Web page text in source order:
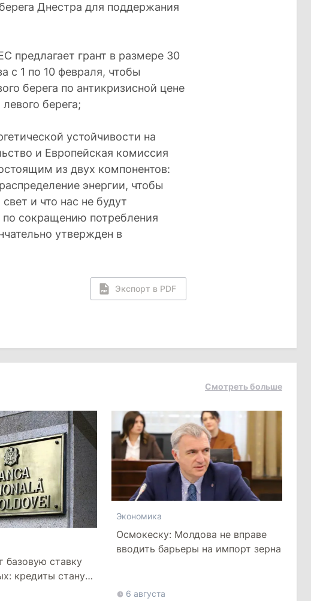
Днестра для поддержания
предлагает грант в размере 30
с 1 по 10 февраля, чтобы
берега по антикризисной цене
берега;
устойчивости на
и Европейская комиссия
из двух компонентов:
энергии, чтобы
и что нас не будут
сокращению потребления
утвержден в
Экспорт в PDF
Смотреть больше
ставку
кредиты станут
Экономика
Осмокеску: Молдова не вправе
вводить барьеры на импорт зерна
6 августа